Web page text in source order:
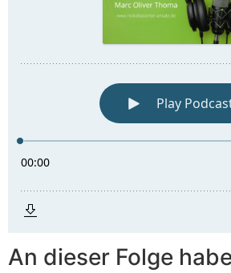
An dieser Folge